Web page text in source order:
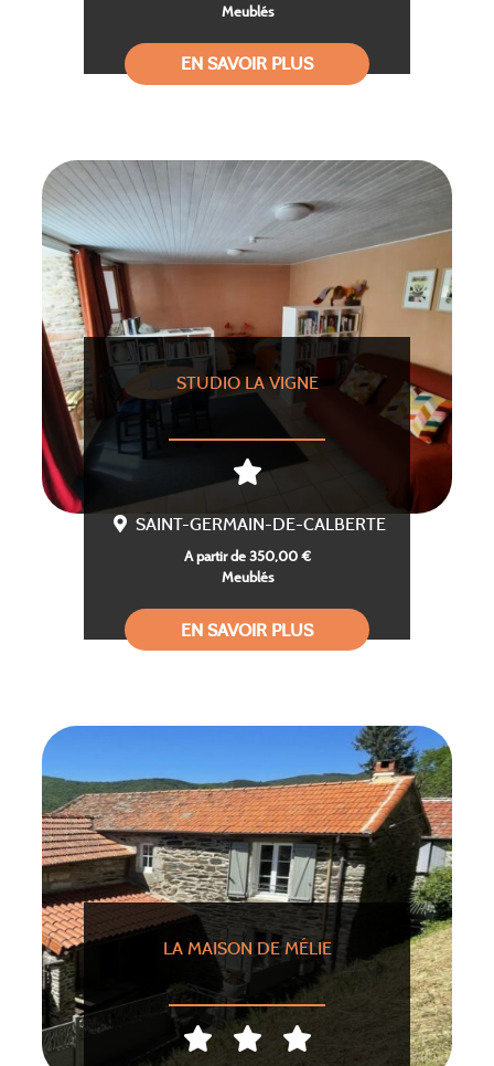
Meublés
EN SAVOIR PLUS
STUDIO LA VIGNE
SAINT-GERMAIN-DE-CALBERTE
A partir de 350,00 €
Meublés
EN SAVOIR PLUS
LA MAISON DE MÉLIE